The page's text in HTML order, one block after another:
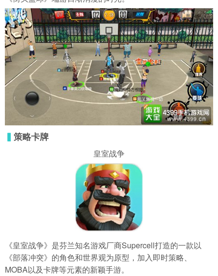
▍策略卡牌
皇室战争
《皇室战争》是芬兰知名游戏厂商Supercell打造的一款以
《部落冲突》的角色和世界观为原型，加入即时策略、
MOBA以及卡牌等元素的新颖手游。